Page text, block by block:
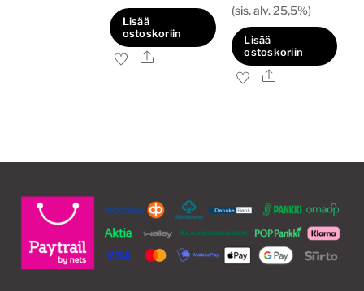
Lisää
ostoskoriin
Ale
hinta
oli:
40,00€.
on:
(sis. alv. 25,5%)
Lisää
ostoskoriin
Ale